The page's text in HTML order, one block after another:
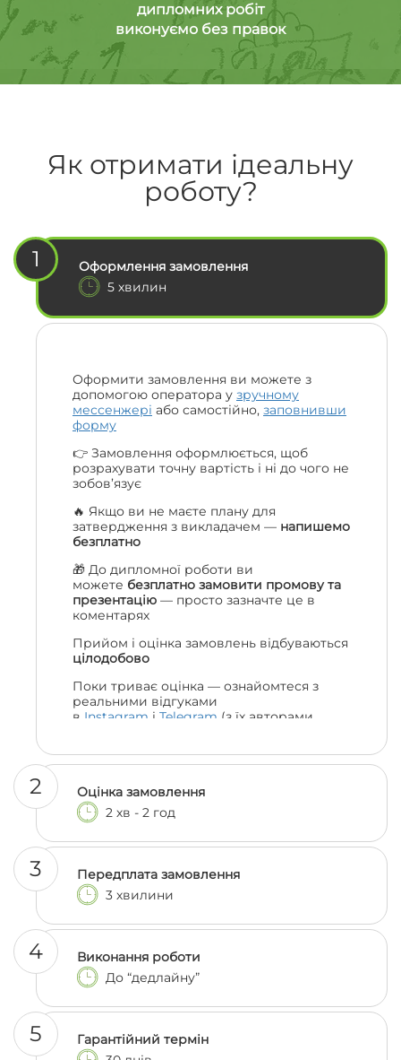
дипломних робіт
виконуємо без правок
Як отримати ідеальну
роботу?
1
Оформлення замовлення
5 хвилин
Оформити замовлення ви можете з
допомогою оператора у зручному
мессенжері або самостійно, заповнивши
форму
👉 Замовлення оформлюється, щоб
розрахувати точну вартість і ні до чого не
зобов’язує
🔥 Якщо ви не маєте плану для
затвердження з викладачем — напишемо
безплатно
🎁 До дипломної роботи ви
можете безплатно замовити промову та
презентацію — просто зазначте це в
коментарях
Прийом і оцінка замовлень відбуваються
цілодобово
Поки триває оцінка — ознайомтеся з
реальними відгуками
в Instagram і Telegram (з їх авторами
2
Оцінка замовлення
2 хв - 2 год
3
Передплата замовлення
3 хвилини
4
Виконання роботи
До “дедлайну”
5
Гарантійний термін